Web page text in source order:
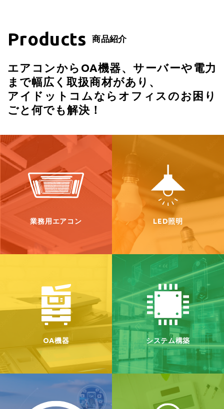
Products 商品紹介
エアコンからOA機器、サーバーや電力
まで幅広く取扱商材があり、
アイドットコムならオフィスのお困り
ごと何でも解決！
業務用エアコン LED照明
OA機器 システム構築